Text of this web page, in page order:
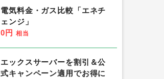
電気料金・ガス比較「エネチ
ェンジ」
0円 相当
エックスサーバーを割引＆公
式キャンペーン適用でお得に